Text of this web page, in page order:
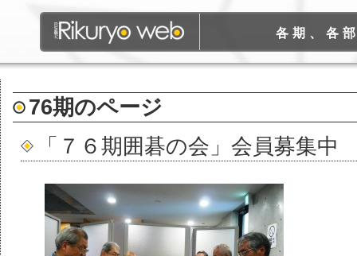
各期、各
76期のページ
「７６期囲碁の会」会員募集中